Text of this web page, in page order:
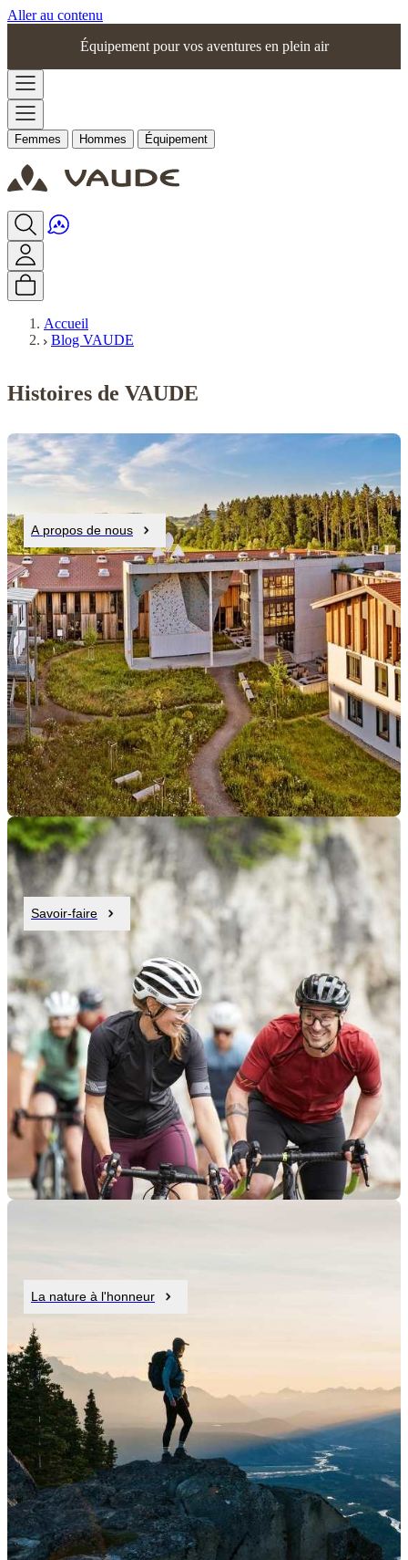
Aller au contenu
Équipement pour vos aventures en plein air
Femmes Hommes Équipement
Accueil
Blog VAUDE
Histoires de VAUDE
A propos de nous
Savoir-faire
La nature à l'honneur